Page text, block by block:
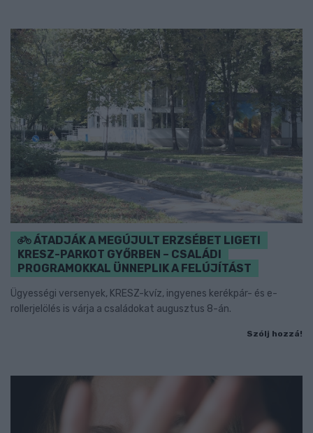
ÁTADJÁK A MEGÚJULT ERZSÉBET LIGETI
KRESZ-PARKOT GYŐRBEN – CSALÁDI
PROGRAMOKKAL ÜNNEPLIK A FELÚJÍTÁST
Ügyességi versenyek, KRESZ-kvíz, ingyenes kerékpár- és e-
rollerjelölés is várja a családokat augusztus 8-án.
Szólj hozzá!